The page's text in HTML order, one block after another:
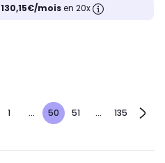
130,15€/moisen 20x
1 ... 50 51 ... 135